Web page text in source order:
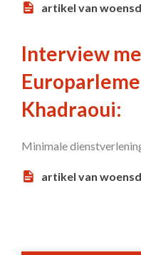
artikel van
Interview
Khadraoui:
Minimale
artikel van